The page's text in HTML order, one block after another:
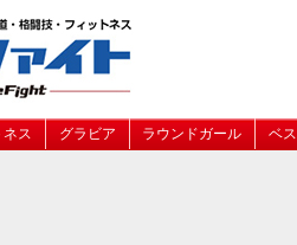
ネス グラビア ラウンドガール ベ